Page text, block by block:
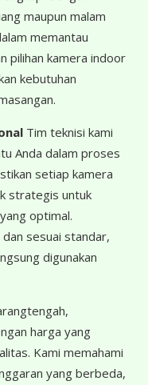
maupun malam
memantau
pilihan kamera indoor
kebutuhan
Tim teknisi kami
Anda dalam proses
setiap kamera
strategis untuk
optimal.
sesuai standar,
digunakan
harga yang
Kami memahami
yang berbeda,